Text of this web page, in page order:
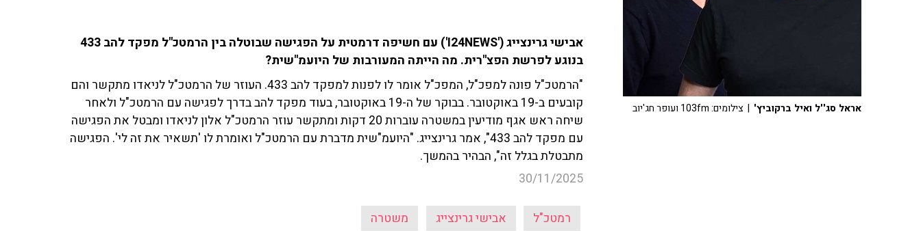
אבישי גרינצייג ('I24NEWS') עם חשיפה דרמטית על הפגישה שבוטלה בין הרמטכ"ל מפקד להב 433
בנוגע לפרשת הפצ"רית. מה הייתה המעורבות של היועמ"שית?
"הרמטכ"ל פונה למפכ"ל, המפכ"ל אומר לו לפנות למפקד להב 433. העוזר של הרמטכ"ל לניאדו מתקשר והם
קובעים ב-19 באוקטובר. בבוקר של ה-19 באוקטובר, בעוד מפקד להב בדרך לפגישה עם הרמטכ"ל ולאחר
שיחה ראש אגף מודיעין במשטרה עוברות 20 דקות ומתקשר עוזר הרמטכ"ל אלון לניאדו ומבטל את הפגישה
עם מפקד להב 433", אמר גרינצייג. "היועמ"שית מדברת עם הרמטכ"ל ואומרת לו 'תשאיר את זה לי'. הפגישה
מתבטלת בגלל זה", הבהיר בהמשך.
30/11/2025
רמטכ"ל אבישי גרינצייג משטרה
אראל סג''ל ואיל ברקוביץ' | צילומים: 103fm ועופר חג'יוב